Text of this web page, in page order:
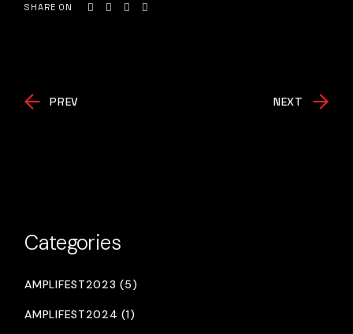
SHARE ON
PREV NEXT
Categories
AMPLIFEST2023 (5)
AMPLIFEST2024 (1)